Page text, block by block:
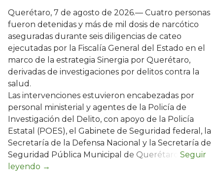
Querétaro, 7 de agosto de 2026.— Cuatro personas
fueron detenidas y más de mil dosis de narcótico
aseguradas durante seis diligencias de cateo
ejecutadas por la Fiscalía General del Estado en el
marco de la estrategia Sinergia por Querétaro,
derivadas de investigaciones por delitos contra la
salud.
Las intervenciones estuvieron encabezadas por
personal ministerial y agentes de la Policía de
Investigación del Delito, con apoyo de la Policía
Estatal (POES), el Gabinete de Seguridad federal, la
Secretaría de la Defensa Nacional y la Secretaría de
Seguridad Pública Municipal de Querétaro.